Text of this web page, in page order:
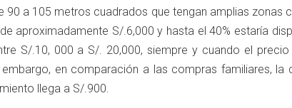
90 a 105 metros cuadrados que tengan amplias zonas
aproximadamente S/.6,000 y hasta el 40% estaría
S/.10, 000 a S/. 20,000, siempre y cuando el
embargo, en comparación a las compras familiares, la
llega a S/.900.